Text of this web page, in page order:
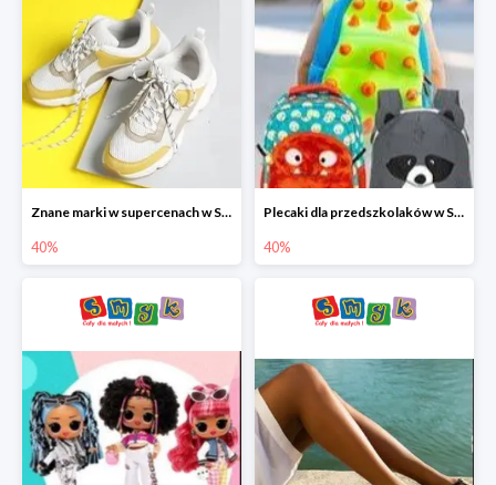
Znane marki w supercenach w Smyku - buty do -40%
40%
Plecaki dla przedszkolaków w Smyku do -40%
40%